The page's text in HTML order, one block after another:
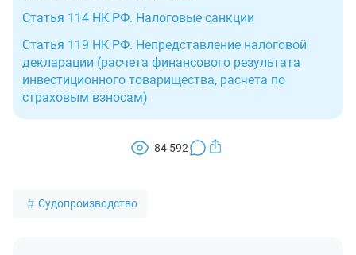
Статья 114 НК РФ. Налоговые санкции
Статья 119 НК РФ. Непредставление налоговой
декларации (расчета финансового результата
инвестиционного товарищества, расчета по
страховым взносам)
84 592
Судопроизводство